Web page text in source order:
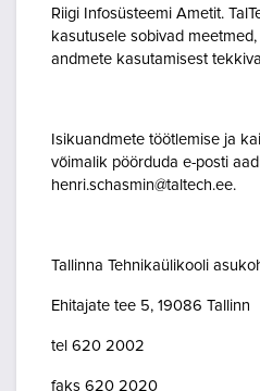
Riigi Infosüsteemi Ametit.
kasutusele sobivad
andmete kasutamisest
Isikuandmete töötlemise ja
võimalik pöörduda e-posti
henri.schasmin@taltech.ee.
Tallinna Tehnikaülikooli
Ehitajate tee 5, 19086 Tallinn
tel 620 2002
faks 620 2020